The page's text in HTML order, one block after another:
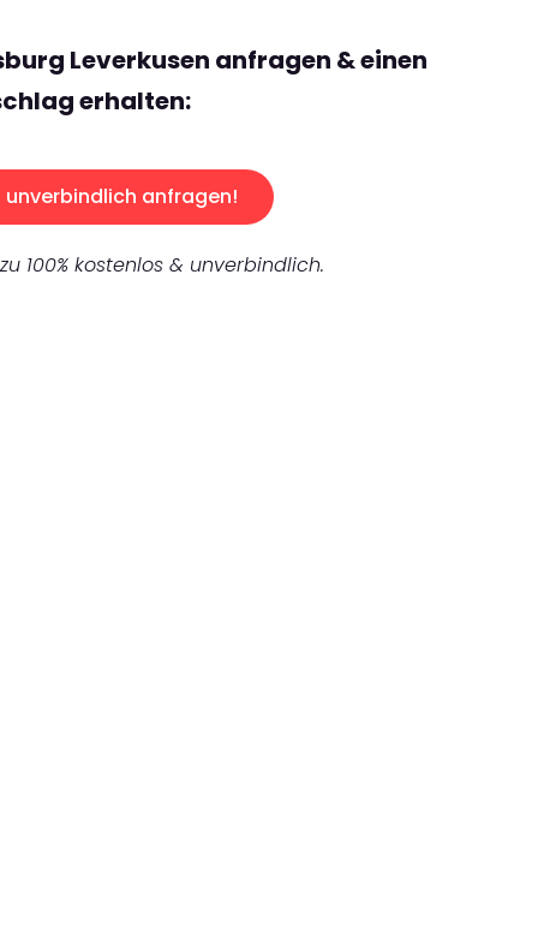
Leverkusen anfragen & einen
erhalten:
unverbindlich anfragen!
100% kostenlos & unverbindlich.